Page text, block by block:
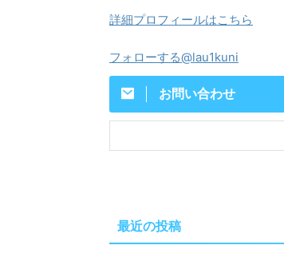
詳細プロフィールはこちら
フォローする@lau1kuni
お問い合わせ
最近の投稿